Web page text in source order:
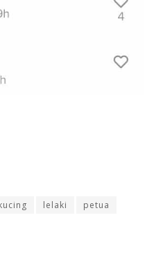
lelaki petua